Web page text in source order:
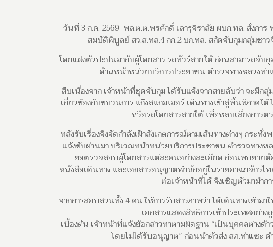
วันที่ 3 ก.ค. 2569 พล.ต.ต.พรศักดิ์ เลารุจิราลัย ผบก.ทล. สั่งกา
สมบัติพิบูลย์ สว.ส.ทล.4 กก.2 บก.ทล. สกัดจับกุมกลุ่มชา
โดยแฝงตัวปะปนมากับผู้โดยสาร รถทัวร์สายใต้ ก่อนสามารถจับ
ด้านหน้าหน่วยบริการประชาชน ตำรวจทางหลวงท่า
สืบเนื่องจาก เจ้าหน้าที่ชุดจับกุม ได้รับแจ้งจากสายลับว่า จะมีก
เกี่ยวข้องกับขบวนการ แก๊งสแกมเมอร์ เดินทางเข้าสู่พื้นที่ภาคใ
หรือรถโดยสารสายใต้ เพื่อหลบเลี่ยงการ
หลังรับเรื่องจึงจัดกำลังเฝ้าสังเกตการณ์ตามเส้นทางต่างๆ กร
แจ้งขับผ่านมา บริเวณหน้าหน่วยบริการประชาชน ตำรวจทางห
ขอตรวจสอบผู้โดยสารแต่ละคนอย่างละเอียด ก่อนพบชาย
หนังสือเดินทาง และเอกสารอนุญาตพำนักอยู่ในราชอาณาจักรไ
ต่อเจ้าหน้าที่ได้ จึงเชิญตัวมามำก
จากการสอบสวนทั้ง 4 คน ให้การรับสารภาพว่า ได้เดินทางเข้าม
เอกสารแสดงสิทธิการเข้าประเทศอย่า
เบื้องต้น เจ้าหน้าที่แจ้งข้อกล่าวหาตามผิดฐาน “เป็นบุคคลต่างด้
โดยไม่ได้รับอนุญาต” ก่อนนำตัวส่ง สภ.ท่าแซะ